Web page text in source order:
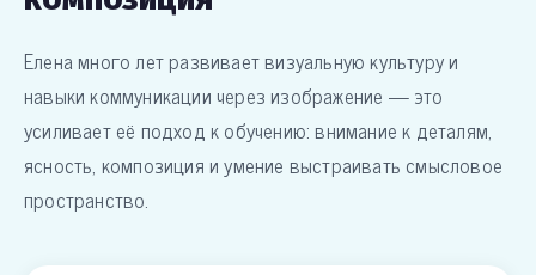
Елена много лет развивает визуальную культуру и
навыки коммуникации через изображение — это
усиливает её подход к обучению: внимание к деталям,
ясность, композиция и умение выстраивать смысловое
пространство.